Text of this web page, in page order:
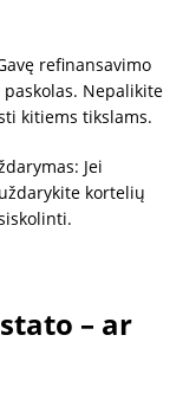
refinansavimo
Nepalikite
kitiems tikslams.
Jei
kortelių
– ar